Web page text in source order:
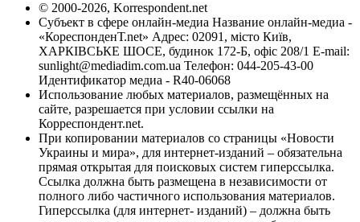
© 2000-2026, Korrespondent.net
Субъект в сфере онлайн-медиа Название онлайн-медиа -
«КореспонденТ.net» Адрес: 02091, місто Київ,
ХАРКІВСЬКЕ ШОСЕ, будинок 172-Б, офіс 208/1 E-mail:
sunlight@mediadim.com.ua Телефон: 044-205-43-00
Идентификатор медиа - R40-06068
Использование любых материалов, размещённых на
сайте, разрешается при условии ссылки на
Корреспондент.net.
При копировании материалов со страницы «Новости
Украины и мира», для интернет-изданий – обязательна
прямая открытая для поисковых систем гиперссылка.
Ссылка должна быть размещена в независимости от
полного либо частичного использования материалов.
Гиперссылка (для интернет- изданий) – должна быть